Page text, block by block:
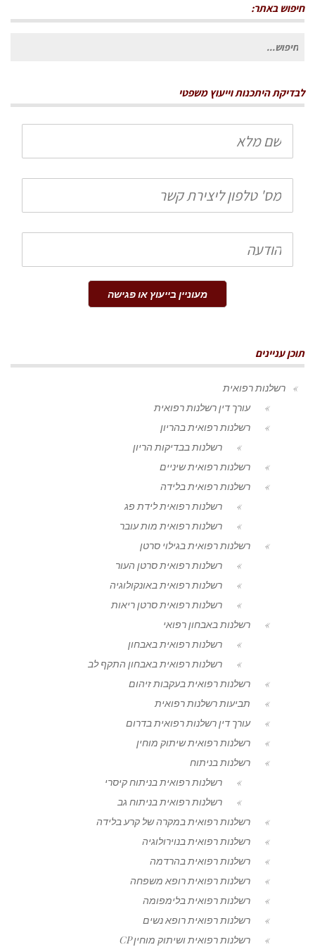
חיפוש באתר:
חיפוש
לבדיקת היתכנות וייעוץ משפטי
שם
מלא
טלפון
הודעה
מעוניין בייעוץ או פגישה
תוכן עניינים
רשלנות רפואית
עורך דין רשלנות רפואית
רשלנות רפואית בהריון
רשלנות בבדיקות הריון
רשלנות רפואית שיניים
רשלנות רפואית בלידה
רשלנות רפואית לידת פג
רשלנות רפואית מות עובר
רשלנות רפואית בגילוי סרטן
רשלנות רפואית סרטן העור
רשלנות רפואית באונקולוגיה
רשלנות רפואית סרטן ריאות
רשלנות באבחון רפואי
רשלנות רפואית באבחון
רשלנות רפואית באבחון התקף לב
רשלנות רפואית בעקבות זיהום
תביעות רשלנות רפואית
עורך דין רשלנות רפואית בדרום
רשלנות רפואית שיתוק מוחין
רשלנות בניתוח
רשלנות רפואית בניתוח קיסרי
רשלנות רפואית בניתוח גב
רשלנות רפואית במקרה של קרע בלידה
רשלנות רפואית בנוירולוגיה
רשלנות רפואית בהרדמה
רשלנות רפואית רופא משפחה
רשלנות רפואית בלימפומה
רשלנות רפואית רופא נשים
רשלנות רפואית ושיתוק מוחין CP